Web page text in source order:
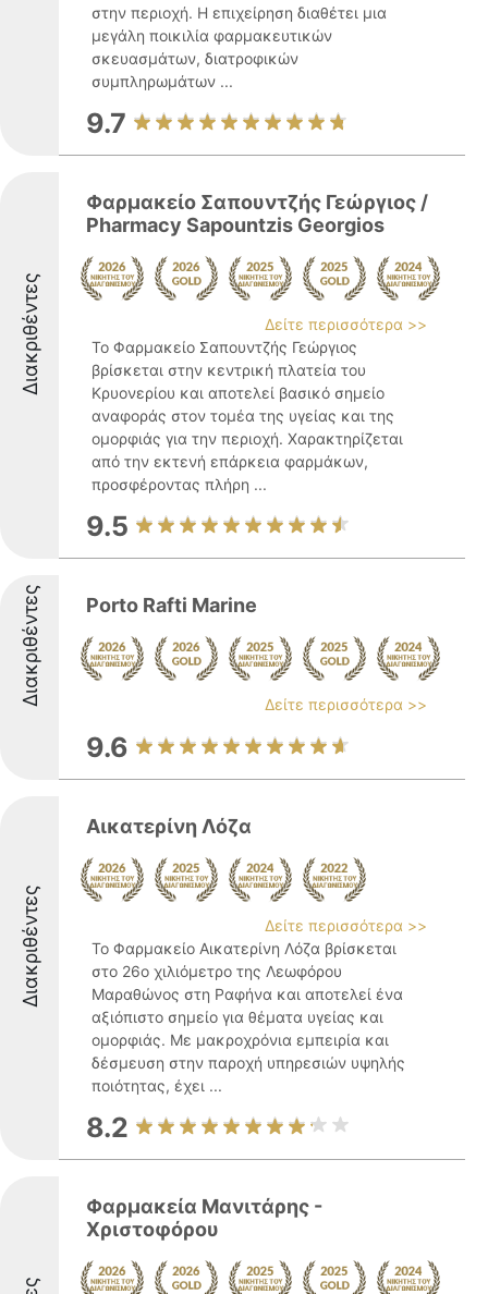
στην περιοχή. Η επιχείρηση διαθέτει μια
μεγάλη ποικιλία φαρμακευτικών
σκευασμάτων, διατροφικών
συμπληρωμάτων ...
9.7
Διακριθέντες
Φαρμακείο Σαπουντζής Γεώργιος /
Pharmacy Sapountzis Georgios
Δείτε περισσότερα >>
Το Φαρμακείο Σαπουντζής Γεώργιος
βρίσκεται στην κεντρική πλατεία του
Κρυονερίου και αποτελεί βασικό σημείο
αναφοράς στον τομέα της υγείας και της
ομορφιάς για την περιοχή. Χαρακτηρίζεται
από την εκτενή επάρκεια φαρμάκων,
προσφέροντας πλήρη ...
9.5
Διακριθέντες Porto Rafti Marine
Δείτε περισσότερα >>
9.6
Διακριθέντες
Αικατερίνη Λόζα
Δείτε περισσότερα >>
Το Φαρμακείο Αικατερίνη Λόζα βρίσκεται
στο 26ο χιλιόμετρο της Λεωφόρου
Μαραθώνος στη Ραφήνα και αποτελεί ένα
αξιόπιστο σημείο για θέματα υγείας και
ομορφιάς. Με μακροχρόνια εμπειρία και
δέσμευση στην παροχή υπηρεσιών υψηλής
ποιότητας, έχει ...
8.2
Φαρμακεία Μανιτάρης -
Χριστοφόρου